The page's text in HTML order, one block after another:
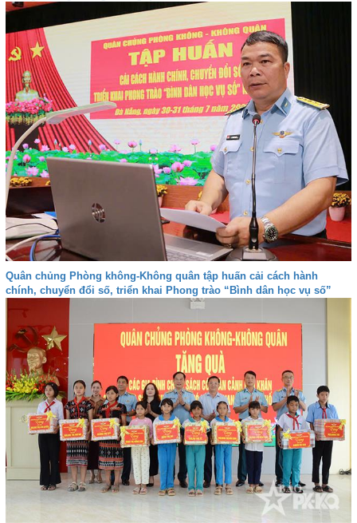
Quân chủng Phòng không-Không quân tập huấn cải cách hành
chính, chuyển đổi số, triển khai Phong trào “Bình dân học vụ số”